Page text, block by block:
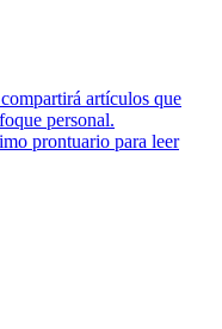
artículos que
personal.
prontuario para leer